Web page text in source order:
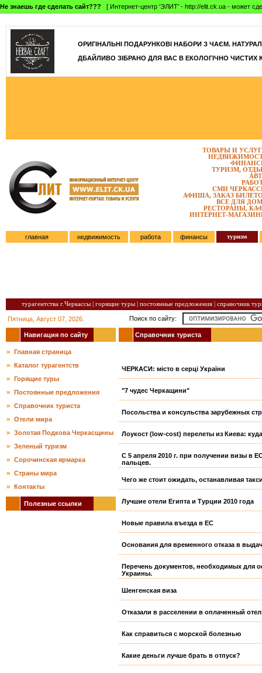
Не знаешь где сделать сайт??? [ Интернет-центр 'ЭЛИТ' - http://elit.ck.ua - может
]
ОРИГІНАЛЬНІ ПОДАРУНКОВІ НАБОРИ З ЧАЄМ.
ДБАЙЛИВО ЗІБРАНО ДЛЯ ВАС В ЕКОЛОГІЧНО ЧИСТИХ
ТОВАРЫ И
ТУРИЗМ,
СМИ
АФИША, ЗАКАЗ
ВСЕ ДЛЯ
РЕСТОРАНЫ,
ИНТЕРНЕТ-
главная недвижимость работа финансы туризм
турагентства г.Черкассы | горящие туры | постоянные предложения | справочник
Пятница, Август 07, 2026. Поиск по сайту:
Навигация по сайту
Главная страница
Каталог турагентств
Горящие туры
Постоянные предложения
Справочник туриста
Отели мира
Золотая Подкова Черкасщины
Зеленый туризм
Сорочинская ярмарка
Страны мира
Контакты
Полезные ссылки
Справочник туриста
ЧЕРКАСИ: місто в серці України
"7 чудес Черкащини"
Посольства и консульства зарубежных
Лоукост (low-cost) перелеты из Киева:
С 5 апреля 2010 г. при получении визы в
пальцев.
Чего же стоит ожидать, останавливая
Лучшие отели Египта и Турции 2010 года
Новые правила въезда в ЕС
Основания для временного отказа в
Перечень документов, необходимых для
Украины.
Шенгенская виза
Отказали в расселении в оплаченный
Как справиться с морской болезнью
Какие деньги лучше брать в отпуск?